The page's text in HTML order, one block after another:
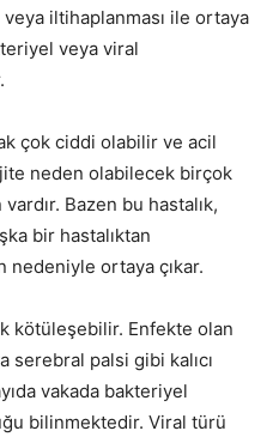
iltihaplanması ile ortaya
veya viral
çok ciddi olabilir ve acil
neden olabilecek birçok
Bazen bu hastalık,
bir hastalıktan
nedeniyle ortaya çıkar.
kötüleşebilir. Enfekte olan
serebral palsi gibi kalıcı
vakada bakteriyel
bilinmektedir. Viral türü